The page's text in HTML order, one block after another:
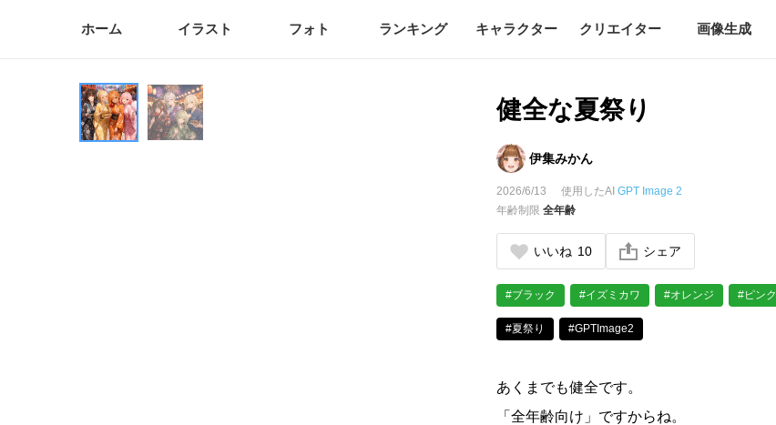
ホーム イラスト フォト ランキング キャラクター クリエイター 画像生成
健全な夏祭り
伊集みかん
2026/6/13 使用したAIGPT Image 2
年齢制限全年齢
いいね 10 シェア
#ブラック #イズミカワ #オレンジ #ピンク
#夏祭り #GPTImage2
あくまでも健全です。
「全年齢向け」ですからね。